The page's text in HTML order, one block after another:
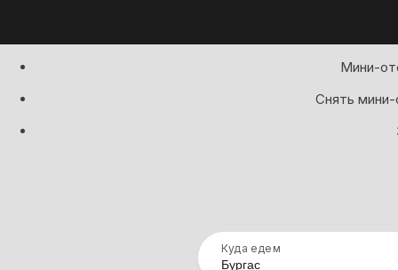
Мини-
Снять мини-
Куда едем